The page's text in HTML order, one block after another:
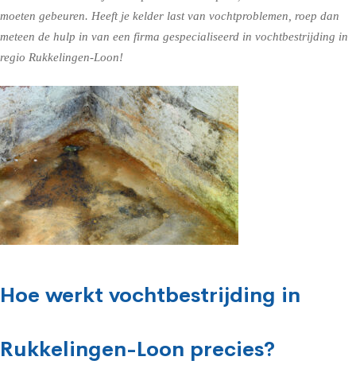
moeten gebeuren. Heeft je kelder last van vochtproblemen, roep dan
meteen de hulp in van een firma gespecialiseerd in vochtbestrijding in
regio Rukkelingen-Loon!
Hoe werkt vochtbestrijding in
Rukkelingen-Loon precies?